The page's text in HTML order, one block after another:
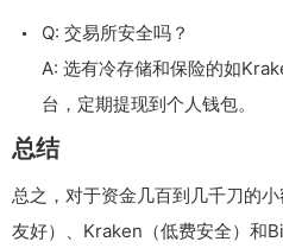
Q: 交易所安全吗？
A: 选有冷存储和保险的如
台，定期提现到个人钱包。
总结
总之，对于资金几百到几千刀的
友好）、Kraken（低费安全）和